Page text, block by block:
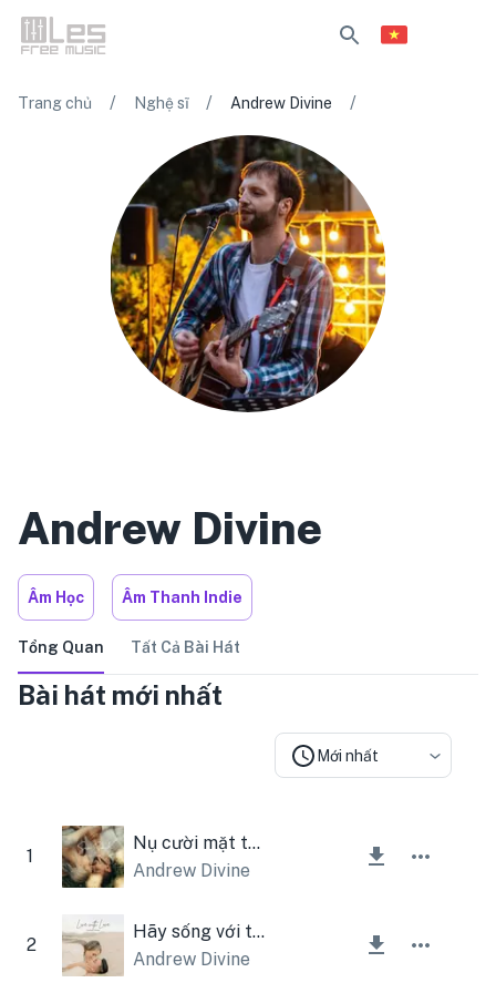
Trang chủ / Nghệ sĩ / Andrew Divine /
Andrew Divine
Âm Học Âm Thanh Indie
Tổng Quan Tất Cả Bài Hát
Bài hát mới nhất
Mới nhất
1
Nụ cười mặt trời
Andrew Divine
2
Hãy sống với tình yêu
Andrew Divine